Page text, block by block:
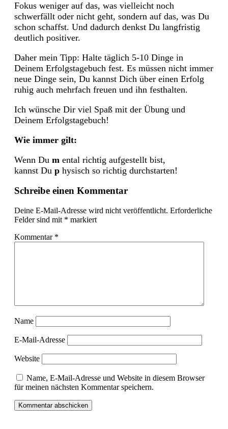
Fokus weniger auf das, was vielleicht noch
schwerfällt oder nicht geht, sondern auf das, was Du
schon schaffst. Und dadurch denkst Du langfristig
deutlich positiver.
Daher mein Tipp: Halte täglich 5-10 Dinge in
Deinem Erfolgstagebuch fest. Es müssen nicht immer
neue Dinge sein, Du kannst Dich über einen Erfolg
ruhig auch mehrfach freuen und ihn festhalten.
Ich wünsche Dir viel Spaß mit der Übung und
Deinem Erfolgstagebuch!
Wie immer gilt:
Wenn Du m ental richtig aufgestellt bist,
kannst Du p hysisch so richtig durchstarten!
Schreibe einen Kommentar
Deine E-Mail-Adresse wird nicht veröffentlicht. Erforderliche
Felder sind mit * markiert
Kommentar *
Name
E-Mail-Adresse
Website
Name, E-Mail-Adresse und Website in diesem Browser
für meinen nächsten Kommentar speichern.